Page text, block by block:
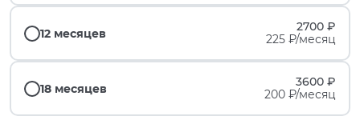
12 месяцев
2700 ₽
225 ₽/месяц
18 месяцев
3600 ₽
200 ₽/месяц